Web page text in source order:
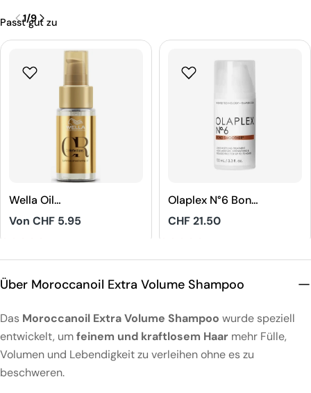
Passt gut zu
Wella Oil
Reflections
Luminous
Regulärer
Von CHF 5.95
Olaplex N°6 Bond
Smoother
Regulärer
CHF 21.50
1/9
Über Moroccanoil Extra Volume Shampoo
Das Moroccanoil Extra Volume Shampoo wurde speziell
entwickelt, umfeinem und kraftlosem Haar mehr Fülle,
Volumen und Lebendigkeit zu verleihen ohne es zu
beschweren.